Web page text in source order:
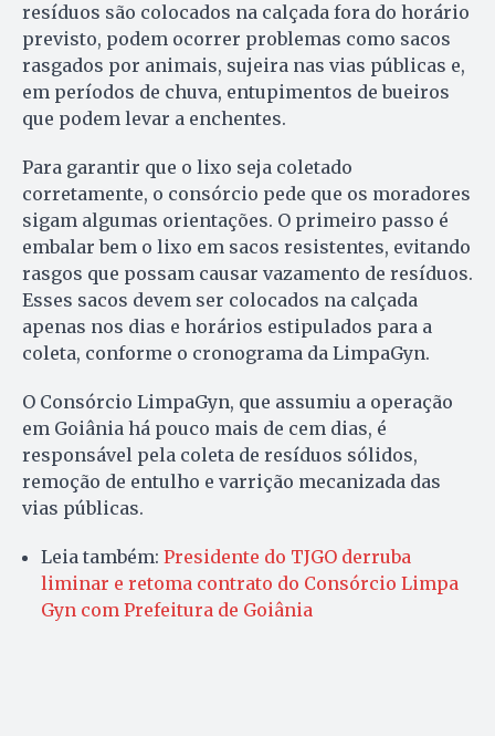
resíduos são colocados na calçada fora do horário
previsto, podem ocorrer problemas como sacos
rasgados por animais, sujeira nas vias públicas e,
em períodos de chuva, entupimentos de bueiros
que podem levar a enchentes.
Para garantir que o lixo seja coletado
corretamente, o consórcio pede que os moradores
sigam algumas orientações. O primeiro passo é
embalar bem o lixo em sacos resistentes, evitando
rasgos que possam causar vazamento de resíduos.
Esses sacos devem ser colocados na calçada
apenas nos dias e horários estipulados para a
coleta, conforme o cronograma da LimpaGyn.
O Consórcio LimpaGyn, que assumiu a operação
em Goiânia há pouco mais de cem dias, é
responsável pela coleta de resíduos sólidos,
remoção de entulho e varrição mecanizada das
vias públicas.
Leia também: Presidente do TJGO derruba
liminar e retoma contrato do Consórcio Limpa
Gyn com Prefeitura de Goiânia